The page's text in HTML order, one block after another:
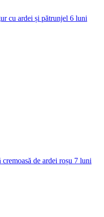
cu ardei și pătrunjel 6 luni
cremoasă de ardei roșu 7 luni